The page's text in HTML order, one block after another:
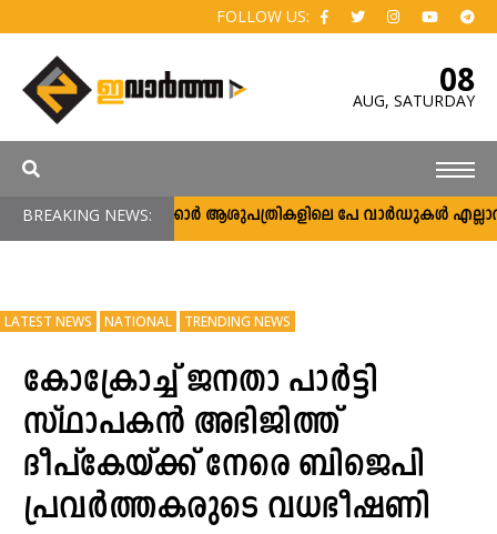
FOLLOW US:
08
AUG, SATURDAY
BREAKING NEWS:സർക്കാർ ആശുപത്രികളിലെ പേ വാർഡുകൾ
LATEST NEWS NATIONAL TRENDING NEWS
കോക്രോച്ച് ജനതാ പാർട്ടി
സ്ഥാപകൻ അഭിജിത്ത്
ദീപ്കേയ്ക്ക് നേരെ ബിജെപി
പ്രവർത്തകരുടെ വധഭീഷണി